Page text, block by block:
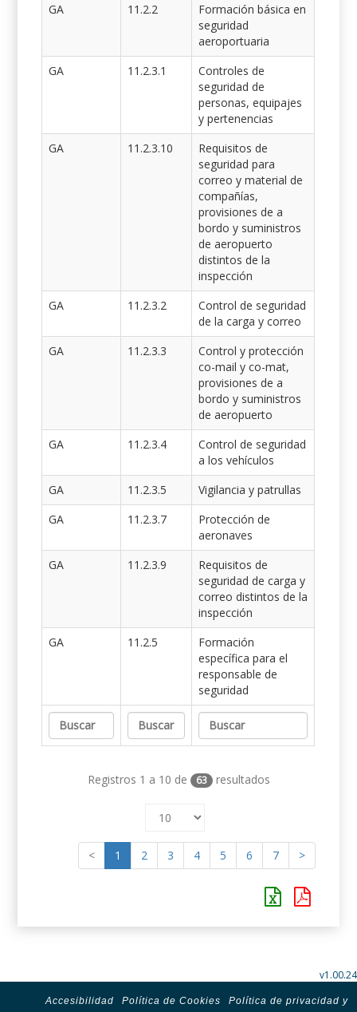
GA
11.2.2
Formación básica en
seguridad
aeroportuaria
GA
11.2.3.1
Controles de
seguridad de
personas, equipajes
y pertenencias
GA
11.2.3.10
Requisitos de
seguridad para
correo y material de
compañías,
provisiones de a
bordo y suministros
de aeropuerto
distintos de la
inspección
GA
11.2.3.2
Control de seguridad
de la carga y correo
GA
11.2.3.3
Control y protección
co-mail y co-mat,
provisiones de a
bordo y suministros
de aeropuerto
GA
11.2.3.4
Control de seguridad
a los vehículos
GA
11.2.3.5
Vigilancia y patrullas
GA
11.2.3.7
Protección de
aeronaves
GA
11.2.3.9
Requisitos de
seguridad de carga y
correo distintos de la
inspección
GA
11.2.5
Formación
específica para el
responsable de
seguridad
Registros 1 a 10 de 63 resultados
< 1 2 3 4 5 6 7 >
v1.00.24
Accesibilidad Política de Cookies
Política de privacidad y